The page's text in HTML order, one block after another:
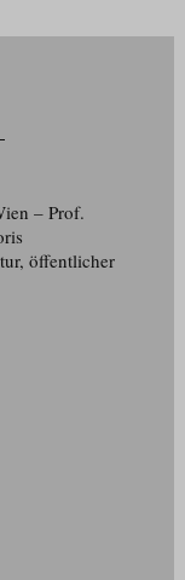
– Prof.
öffentlicher